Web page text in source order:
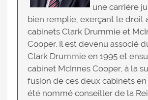
une carrière
bien remplie, exerçant le droit
cabinets Clark Drummie et
Cooper. Il est devenu associé
Clark Drummie en 1995 et
cabinet McInnes Cooper, à la
fusion de ces deux cabinets en
été nommé conseiller de la